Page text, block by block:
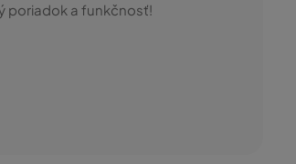
poriadok a funkčnosť!